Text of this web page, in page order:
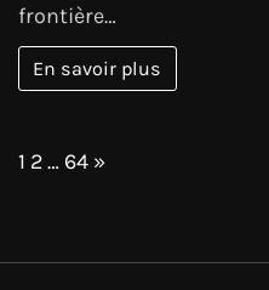
frontière…
En savoir plus
Page:
1 2… 64 Next
»